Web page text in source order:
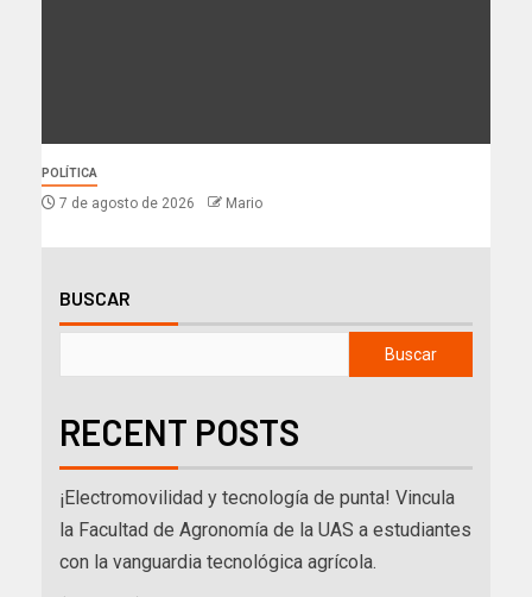
POLÍTICA
7 de agosto de 2026 Mario
BUSCAR
Buscar
RECENT POSTS
¡Electromovilidad y tecnología de punta! Vincula
la Facultad de Agronomía de la UAS a estudiantes
con la vanguardia tecnológica agrícola.